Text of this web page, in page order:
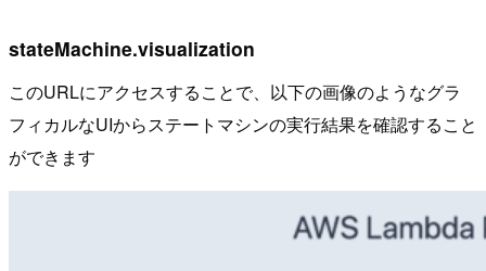
stateMachine.visualization
このURLにアクセスすることで、以下の画像のようなグラ
フィカルなUIからステートマシンの実行結果を確認すること
ができます